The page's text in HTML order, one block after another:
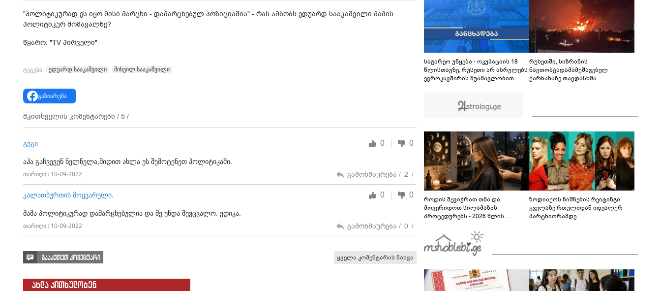
01:39
რას ამბობს გიორგი ყიფშიძე თელავში,
ქორწილის მიმდინარეობისას მომხდარ
ინციდენტზე?
"პოლიტიკურად ეს იყო მისი მარცხი - დამარცხებულ პოზიციაშია" - რას ამბობს ედუარდ სააკაშვილი მამის
პოლიტიკურ მომავალზე?
წყარო: "TV პირველი"
ტეგები: ედუარდ სააკაშვილი მიხეილ სააკაშვილი
გაზიარება
მკითხველის კომენტარები / 5 /
გეგი 0 0
აჰა გაჩვევენ ნელნელა,მიდით ახლა ეს შემოტენეთ პოლიტიკაში.
თარიღი : 10-09-2022 გამოხმაურება / 2 /
კალათბურთის მოყვარული. 0 0
მამა პოლიტიკურად დამარცხებულია და მე უნდა შევცვალო. ედიკა.
თარიღი : 10-09-2022 გამოხმაურება / 0 /
გააკეთეთ კომენტარი ყველა კომენტარის ნახვა
ახლა კითხულობენ
საგარეო უწყება - ოკუპაციის 18
წლისთავზე, რუსეთი არ ასრულებს
ევროკავშირის შუამავლობით
მეტიც, აფართოებს საკუთარ
უკანონო კონტროლს ოკუპირებულ
რუსეთში, სიზრანის
ნავთობგადამამუშავებელ
ქარხანაზე თავდასხმა
როდის შევიჭრათ თმა და
მოვერიდოთ სილამაზის
პროცედურებს - 2026 წლის
გზამკვლევი
ზოდიაქოს ნიშნების რეიტინგი:
ყველაზე რთულიდან იდეალურ
პარტნიორამდე